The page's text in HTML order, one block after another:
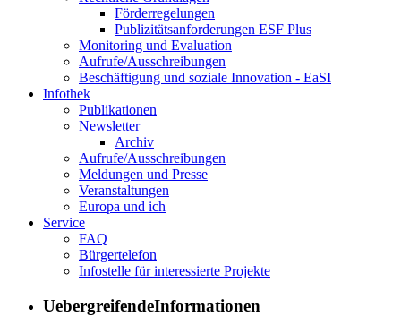
För­der­re­ge­lun­gen
Pu­bli­zi­täts­an­for­de­run­gen ESF Plus
Mo­ni­to­ring und Eva­lua­ti­on
Auf­ru­fe/Aus­schrei­bun­gen
Be­schäf­ti­gung und so­zia­le In­no­va­ti­on - Ea­SI
In­fo­thek
Pu­bli­ka­tio­nen
Newslet­ter
Ar­chiv
Auf­ru­fe/Aus­schrei­bun­gen
Mel­dun­gen und Pres­se
Ver­an­stal­tun­gen
Eu­ro­pa und ich
Ser­vice
FAQ
Bür­ger­te­le­fon
In­fo­stel­le für in­ter­es­sier­te Pro­jek­te
UebergreifendeInformationen